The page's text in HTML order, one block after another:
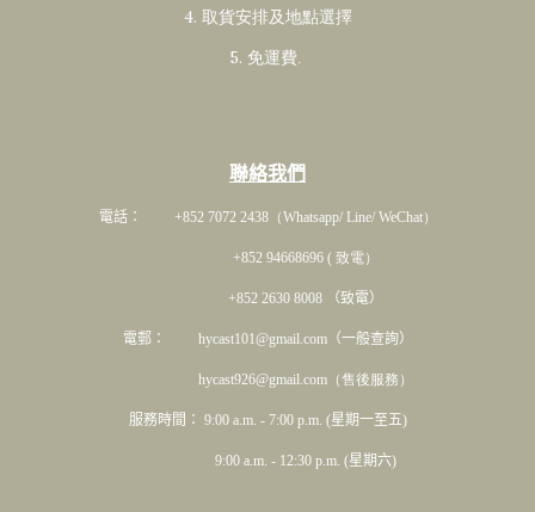
4. 取貨安排及地點選擇
5. 免運費.
聯絡我們
電話： +852 7072 2438（Whatsapp/ Line/ WeChat）
+852 94668696 ( 致電）
+852 2630 8008 （致電）
電郵： hycast101@gmail.com（一般查詢）
hycast926@gmail.com（售後服務）
服務時間： 9:00 a.m. - 7:00 p.m. (星期一至五)
9:00 a.m. - 12:30 p.m. (星期六)